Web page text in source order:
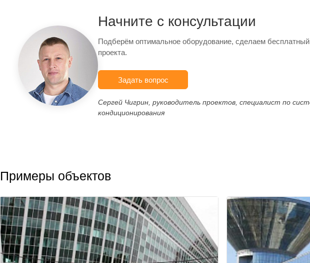
Начните с консультации
Подберём оптимальное оборудование, сделаем
проекта.
Задать вопрос
Сергей Чигрин, руководитель проектов, специалист по
кондиционирования
Примеры объектов